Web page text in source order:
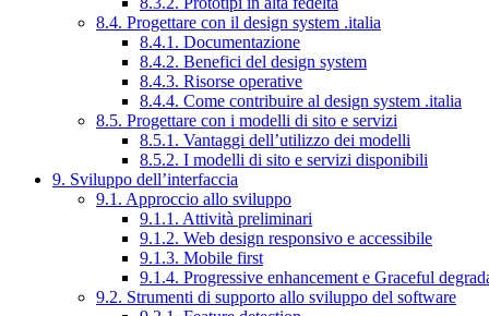
8.4. Progettare con il design system .italia
8.4.1. Documentazione
8.4.2. Benefici del design system
8.4.3. Risorse operative
8.4.4. Come contribuire al design system .italia
8.5. Progettare con i modelli di sito e servizi
8.5.1. Vantaggi dell’utilizzo dei modelli
8.5.2. I modelli di sito e servizi disponibili
9. Sviluppo dell’interfaccia
9.1. Approccio allo sviluppo
9.1.1. Attività preliminari
9.1.2. Web design responsivo e accessibile
9.1.3. Mobile first
9.1.4. Progressive enhancement e Graceful
9.2. Strumenti di supporto allo sviluppo del software